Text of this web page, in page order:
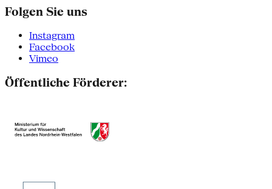
Folgen Sie uns
Instagram
Facebook
Vimeo
Öffentliche Förderer: